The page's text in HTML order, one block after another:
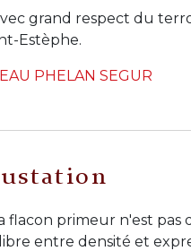
grand respect du
Estèphe.
PHELAN SEGUR
flacon primeur n'est pas
entre densité et